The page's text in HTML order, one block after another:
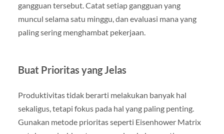
gangguan tersebut. Catat setiap gangguan yang
muncul selama satu minggu, dan evaluasi mana yang
paling sering menghambat pekerjaan.
Buat Prioritas yang Jelas
Produktivitas tidak berarti melakukan banyak hal
sekaligus, tetapi fokus pada hal yang paling penting.
Gunakan metode prioritas seperti Eisenhower Matrix